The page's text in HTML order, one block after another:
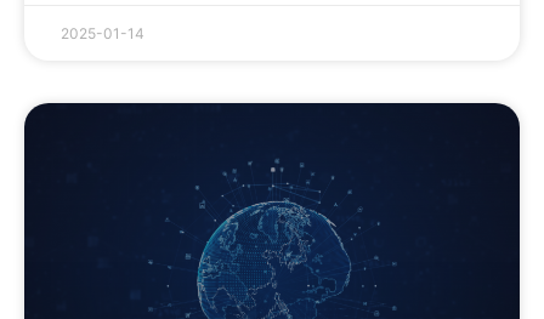
2025-01-14